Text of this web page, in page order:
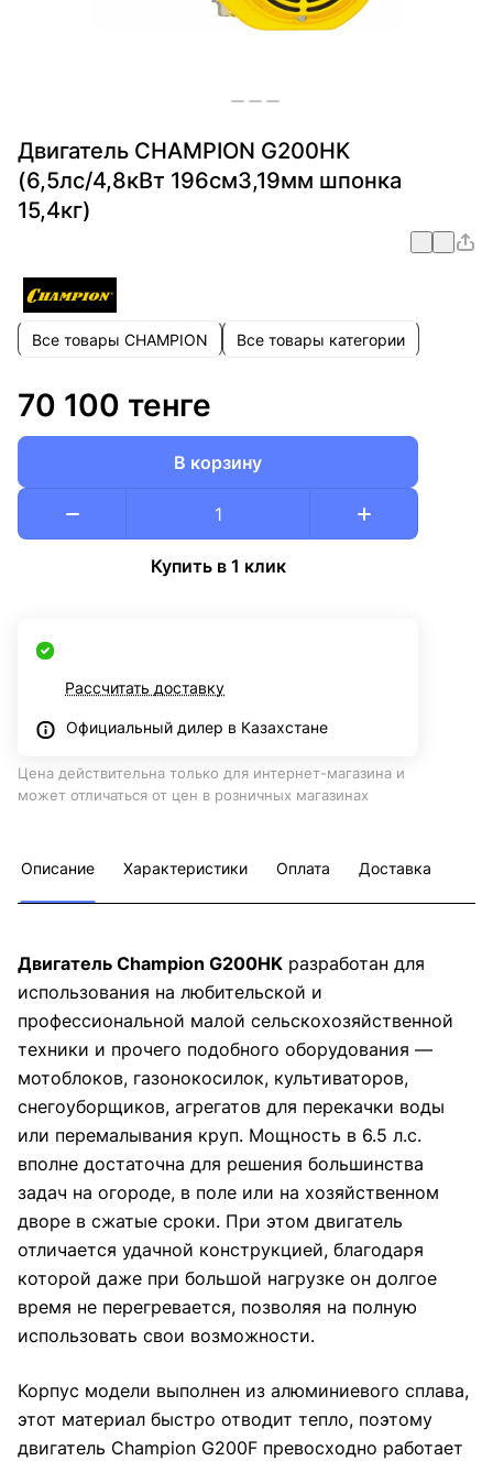
Двигатель CHAMPION G200HK
(6,5лс/4,8кВт 196см3,19мм шпонка
15,4кг)
Все товары CHAMPION Все товары категории
70 100 тенге
В корзину
Купить в 1 клик
Рассчитать доставку
Официальный дилер в Казахстане
Цена действительна только для интернет-магазина и
может отличаться от цен в розничных магазинах
Описание Характеристики Оплата Доставка
Двигатель Champion G200HK разработан для
использования на любительской и
профессиональной малой сельскохозяйственной
техники и прочего подобного оборудования —
мотоблоков, газонокосилок, культиваторов,
снегоуборщиков, агрегатов для перекачки воды
или перемалывания круп. Мощность в 6.5 л.с.
вполне достаточна для решения большинства
задач на огороде, в поле или на хозяйственном
дворе в сжатые сроки. При этом двигатель
отличается удачной конструкцией, благодаря
которой даже при большой нагрузке он долгое
время не перегревается, позволяя на полную
использовать свои возможности.
Корпус модели выполнен из алюминиевого сплава,
этот материал быстро отводит тепло, поэтому
двигатель Champion G200F превосходно работает